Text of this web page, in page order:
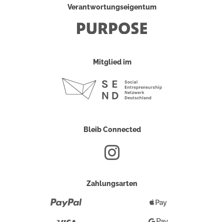
Verantwortungseigentum
Mitglied im
Bleib Connected
Zahlungsarten
Pay